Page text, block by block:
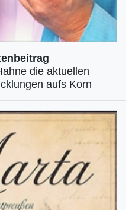
die aktuellen
aufs Korn